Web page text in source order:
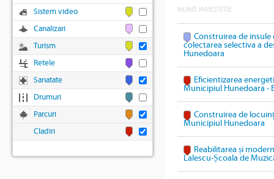
NUME INVESTITIE
Construirea de
colectarea selectiva a
Hunedoara
Eficientizarea
Municipiul Hunedoara -
Construirea de
Municipiul Hunedoara
Reabilitarea și
Lalescu-Școala de
Sistem video
Canalizari
Turism
Retele
Sanatate
Drumuri
Parcuri
Cladiri